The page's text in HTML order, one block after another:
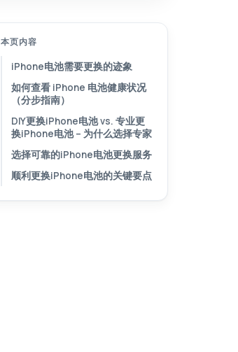
本页内容
iPhone电池需要更换的迹象
如何查看 iPhone 电池健康状况
（分步指南）
DIY更换iPhone电池 vs. 专业更
换iPhone电池 – 为什么选择专家
选择可靠的iPhone电池更换服务
顺利更换iPhone电池的关键要点